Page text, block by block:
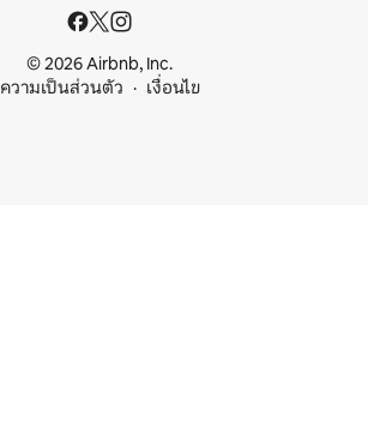
© 2026 Airbnb, Inc.
ความเป็นส่วนตัว
เงื่อนไข